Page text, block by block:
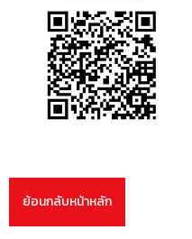
ย้อนกลับหน้าหลัก